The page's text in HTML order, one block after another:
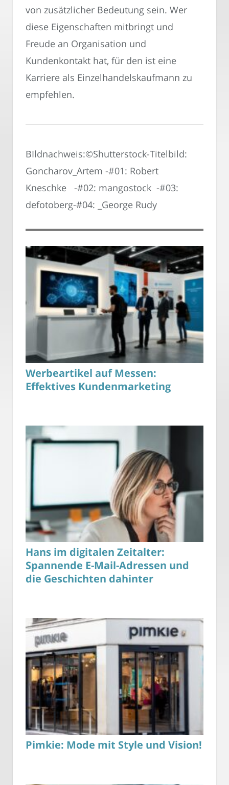
von zusätzlicher Bedeutung sein. Wer
diese Eigenschaften mitbringt und
Freude an Organisation und
Kundenkontakt hat, für den ist eine
Karriere als Einzelhandelskaufmann zu
empfehlen.
BIldnachweis:©Shutterstock-Titelbild:
Goncharov_Artem -#01: Robert
Kneschke -#02: mangostock -#03:
defotoberg-#04: _George Rudy
Werbeartikel auf Messen:
Effektives Kundenmarketing
Hans im digitalen Zeitalter:
Spannende E-Mail-Adressen und
die Geschichten dahinter
Pimkie: Mode mit Style und Vision!